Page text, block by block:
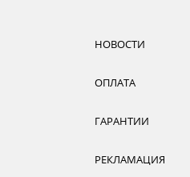
НОВОСТИ
ОПЛАТА
ГАРАНТИИ
РЕКЛАМАЦИЯ